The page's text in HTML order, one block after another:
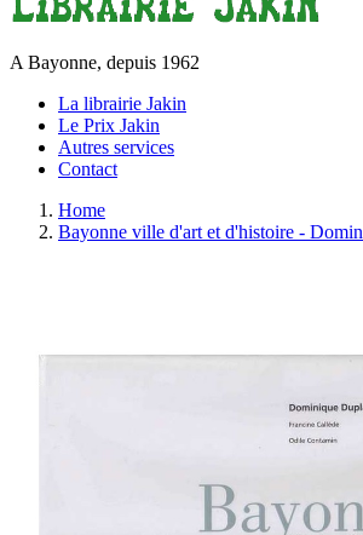
A Bayonne, depuis 1962
La librairie Jakin
Le Prix Jakin
Autres services
Contact
Home
Bayonne ville d'art et d'histoire -